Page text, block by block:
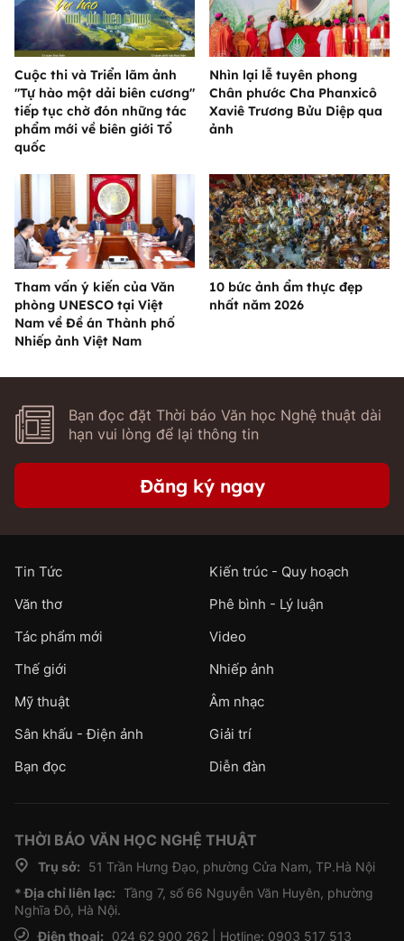
Cuộc thi và Triển lãm ảnh
"Tự hào một dải biên cương"
tiếp tục chờ đón những tác
phẩm mới về biên giới Tổ
quốc
Nhìn lại lễ tuyên phong
Chân phước Cha Phanxicô
Xaviê Trương Bửu Diệp qua
ảnh
Tham vấn ý kiến của Văn
phòng UNESCO tại Việt
Nam về Đề án Thành phố
Nhiếp ảnh Việt Nam
10 bức ảnh ẩm thực đẹp
nhất năm 2026
Bạn đọc đặt Thời báo Văn học Nghệ thuật dài
hạn vui lòng để lại thông tin
Đăng ký ngay
Tin Tức
Kiến trúc - Quy hoạch
Văn thơ
Phê bình - Lý luận
Tác phẩm mới
Video
Thế giới
Nhiếp ảnh
Mỹ thuật
Âm nhạc
Sân khấu - Điện ảnh
Giải trí
Bạn đọc
Diễn đàn
THỜI BÁO VĂN HỌC NGHỆ THUẬT
Trụ sở:
51 Trần Hưng Đạo, phường Cửa Nam, TP.Hà Nội
* Địa chỉ liên lạc: Tầng 7, số 66 Nguyễn Văn Huyên, phường
Nghĩa Đô, Hà Nội.
Điện thoại:
024 62 900 262 | Hotline: 0903 517 513